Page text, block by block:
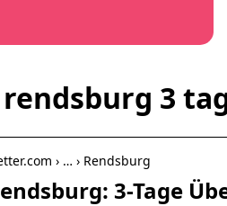
3
› … › Rendsburg
3-Tage